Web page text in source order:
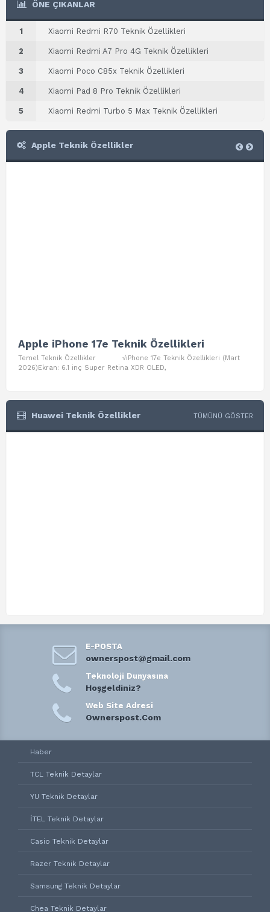
ÖNE ÇIKANLAR
1 Xiaomi Redmi R70 Teknik Özellikleri
2 Xiaomi Redmi A7 Pro 4G Teknik Özellikleri
3 Xiaomi Poco C85x Teknik Özellikleri
4 Xiaomi Pad 8 Pro Teknik Özellikleri
5 Xiaomi Redmi Turbo 5 Max Teknik Özellikleri
Apple Teknik Özellikler
Apple iPhone 17e Teknik Özellikleri
Temel Teknik Özellikler √iPhone 17e Teknik Özellikleri (Mart
2026)Ekran: 6.1 inç Super Retina XDR OLED,
Huawei Teknik Özellikler TÜMÜNÜ GÖSTER
E-POSTA
ownerspost@gmail.com
Teknoloji Dunyasına
Hoşgeldiniz?
Web Site Adresi
Ownerspost.Com
Haber
TCL Teknik Detaylar
YU Teknik Detaylar
İTEL Teknik Detaylar
Casio Teknik Detaylar
Razer Teknik Detaylar
Samsung Teknik Detaylar
Chea Teknik Detaylar